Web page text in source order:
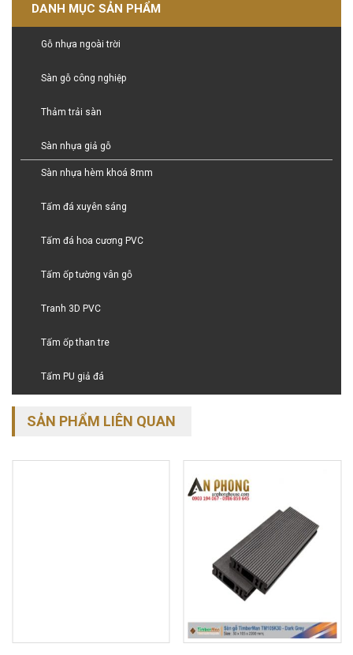
DANH MỤC SẢN PHẨM
Gỗ nhựa ngoài trời
Sàn gỗ công nghiệp
Thảm trải sàn
Sàn nhựa giả gỗ
Sàn nhựa hèm khoá 8mm
Tấm đá xuyên sáng
Tấm đá hoa cương PVC
Tấm ốp tường vân gỗ
Tranh 3D PVC
Tấm ốp than tre
Tấm PU giả đá
SẢN PHẨM LIÊN QUAN